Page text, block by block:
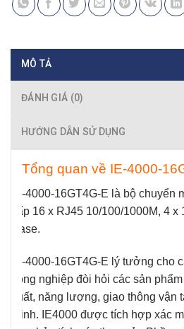
MÔ TẢ
ĐÁNH GIÁ (0)
HƯỚNG DẪN SỬ DỤNG
Tổng quan về IE-4000-
IE-4000-16GT4G-E là bộ chuyển
cấp 16 x RJ45 10/100/1000M, 4 x
Base.
IE-4000-16GT4G-E lý tưởng cho
công nghiệp đòi hỏi các sản
xuất, năng lượng, giao thông vận
minh. IE4000 được tích hợp xác